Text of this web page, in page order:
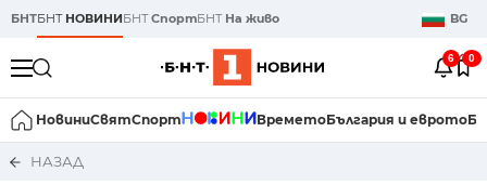
БНТБНТ НОВИНИБНТСпортБНТ На живо BG
6 0
НовиниСвятСпорт ВреметоБългария и еврото
НАЗАД